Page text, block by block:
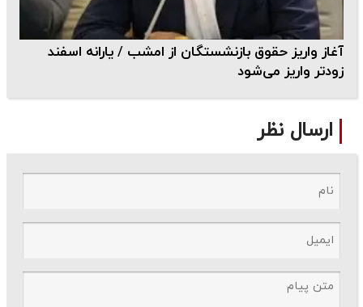
آغاز واریز حقوق بازنشستگان از امشب / یارانه اسفند
زودتر واریز می‌شود
ارسال نظر